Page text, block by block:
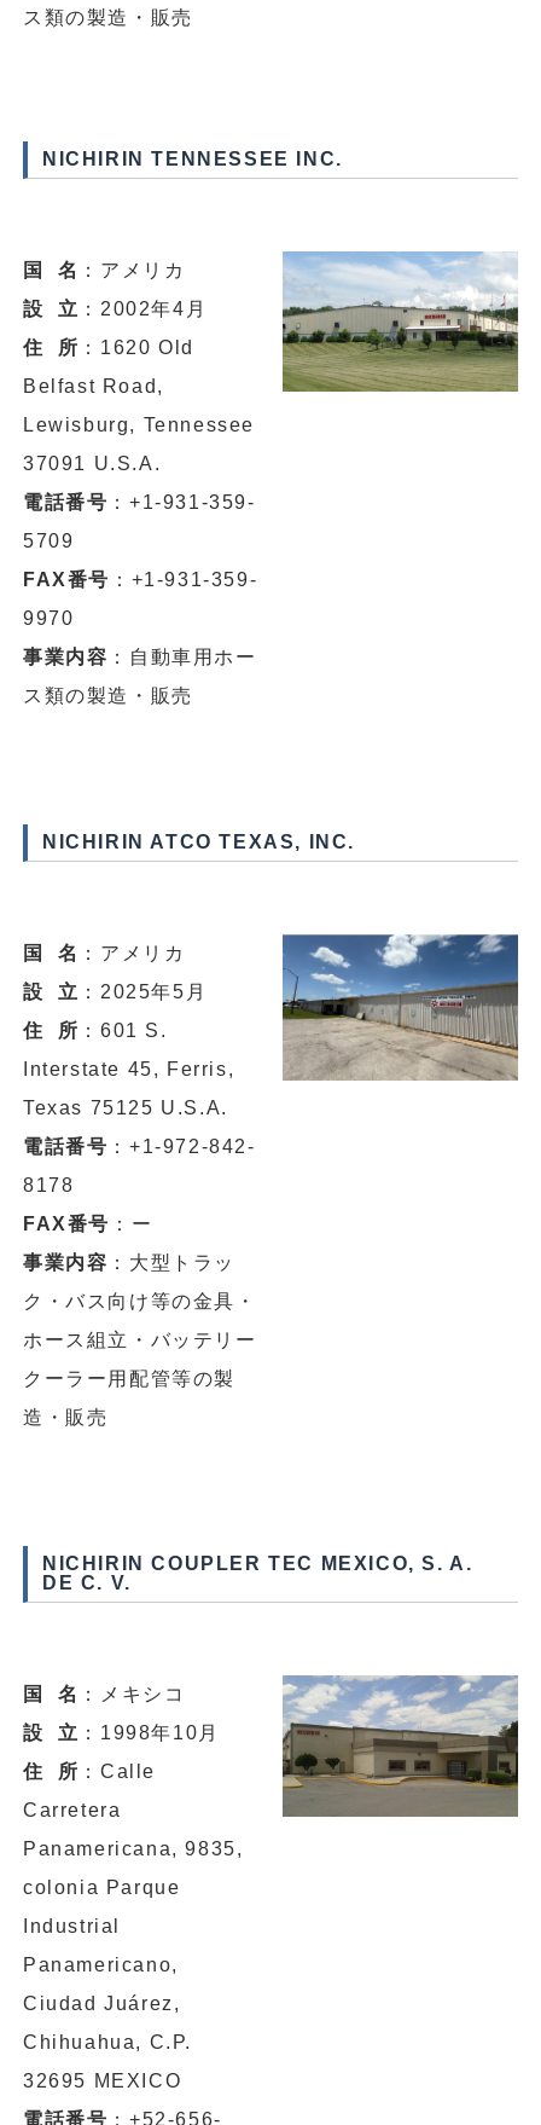
ス類の製造・販売
NICHIRIN TENNESSEE INC.
国 名 ：アメリカ
設 立 ：2002年4月
住 所 ：1620 Old
Belfast Road,
Lewisburg, Tennessee
37091 U.S.A.
電話番号 ：+1-931-359-
5709
FAX番号 ：+1-931-359-
9970
事業内容 ：自動車用ホー
ス類の製造・販売
NICHIRIN ATCO TEXAS, INC.
国 名 ：アメリカ
設 立 ：2025年5月
住 所 ：601 S.
Interstate 45, Ferris,
Texas 75125 U.S.A.
電話番号 ：+1-972-842-
8178
FAX番号 ：ー
事業内容 ：大型トラッ
ク・バス向け等の金具・
ホース組立・バッテリー
クーラー用配管等の製
造・販売
NICHIRIN COUPLER TEC MEXICO, S. A.
DE C. V.
国 名 ：メキシコ
設 立 ：1998年10月
住 所 ：Calle
Carretera
Panamericana, 9835,
colonia Parque
Industrial
Panamericano,
Ciudad Juárez,
Chihuahua, C.P.
32695 MEXICO
電話番号 ：+52-656-